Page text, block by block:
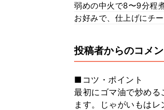
弱めの中火で8〜9分程煮
お好みで、仕上げにチ
投稿者からのコメ
■コツ・ポイント
最初にゴマ油で炒める
ます。じゃがいもはレ